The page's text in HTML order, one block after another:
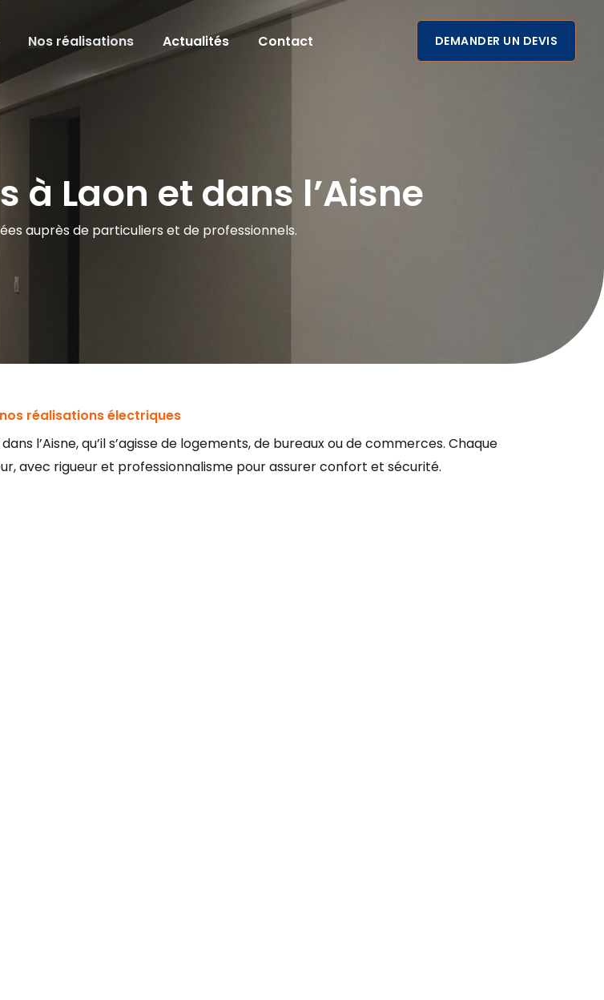
Nos réalisations Actualités Contact DEMANDER UN DEVIS
Laon et dans l’Aisne
auprès de particuliers et de professionnels.
réalisations électriques
l’Aisne, qu’il s’agisse de logements, de bureaux ou de commerces. Chaque
avec rigueur et professionnalisme pour assurer confort et sécurité.